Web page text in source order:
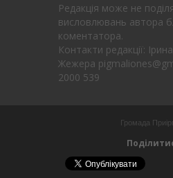
Редакція може не
висловлювань автора
коментатора.
Контакти редакції:
Жежера
2000 539
Громада